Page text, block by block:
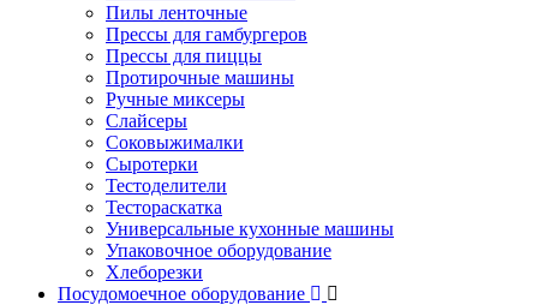
Пилы ленточные
Прессы для гамбургеров
Прессы для пиццы
Протирочные машины
Ручные миксеры
Слайсеры
Соковыжималки
Сыротерки
Тестоделители
Тестораскатка
Универсальные кухонные машины
Упаковочное оборудование
Хлеборезки
Посудомоечное оборудование